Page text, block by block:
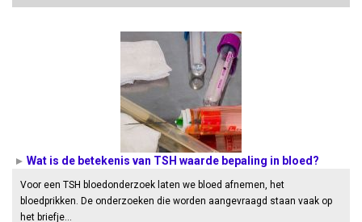
Wat is de betekenis van TSH waarde bepaling in bloed?
Voor een TSH bloedonderzoek laten we bloed afnemen, het
bloedprikken. De onderzoeken die worden aangevraagd staan vaak op
het briefje…